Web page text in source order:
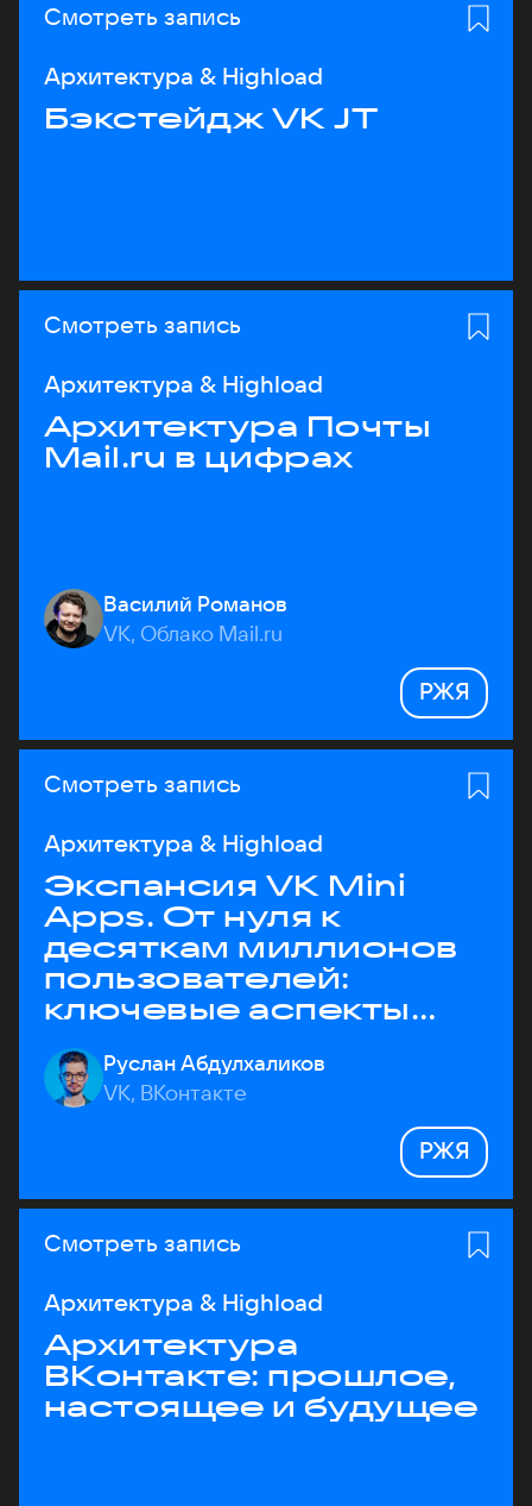
Смотреть запись
Архитектура & Highload
Бэкстейдж VK JT
Смотреть запись
Архитектура & Highload
Архитектура Почты
Mail.ru в цифрах
Василий Романов
VK, Облако Mail.ru
РЖЯ
Смотреть запись
Архитектура & Highload
Экспансия VK Mini
Apps. От нуля к
десяткам миллионов
пользователей:
ключевые аспекты
архитектуры
Руслан Абдулхаликов
VK, ВКонтакте
РЖЯ
Смотреть запись
Архитектура & Highload
Архитектура
ВКонтакте: прошлое,
настоящее и будущее